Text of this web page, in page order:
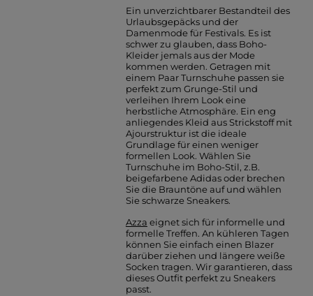
Ein unverzichtbarer Bestandteil des
Urlaubsgepäcks und der
Damenmode für Festivals. Es ist
schwer zu glauben, dass Boho-
Kleider jemals aus der Mode
kommen werden. Getragen mit
einem Paar Turnschuhe passen sie
perfekt zum Grunge-Stil und
verleihen Ihrem Look eine
herbstliche Atmosphäre. Ein eng
anliegendes Kleid aus Strickstoff mit
Ajourstruktur ist die ideale
Grundlage für einen weniger
formellen Look. Wählen Sie
Turnschuhe im Boho-Stil, z.B.
beigefarbene Adidas oder brechen
Sie die Brauntöne auf und wählen
Sie schwarze Sneakers.
Azza eignet sich für informelle und
formelle Treffen. An kühleren Tagen
können Sie einfach einen Blazer
darüber ziehen und längere weiße
Socken tragen. Wir garantieren, dass
dieses Outfit perfekt zu Sneakers
passt.